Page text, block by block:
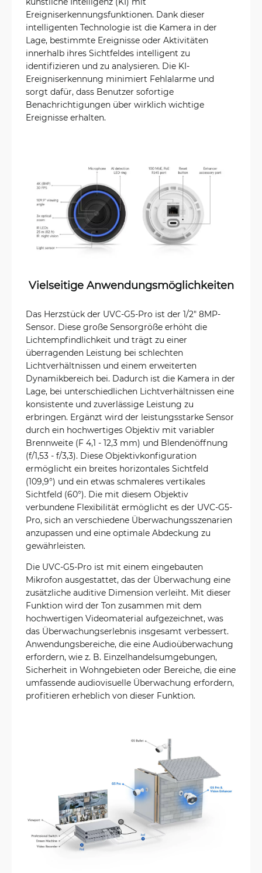
Ereigniserkennungsfunktionen. Dank dieser
intelligenten Technologie ist die Kamera in der
Lage, bestimmte Ereignisse oder Aktivitäten
innerhalb ihres Sichtfeldes intelligent zu
identifizieren und zu analysieren. Die KI-
Ereigniserkennung minimiert Fehlalarme und
sorgt dafür, dass Benutzer sofortige
Benachrichtigungen über wirklich wichtige
Ereignisse erhalten.
Vielseitige Anwendungsmöglichkeiten
Das Herzstück der UVC-G5-Pro ist der 1/2" 8MP-
Sensor. Diese große Sensorgröße erhöht die
Lichtempfindlichkeit und trägt zu einer
überragenden Leistung bei schlechten
Lichtverhältnissen und einem erweiterten
Dynamikbereich bei. Dadurch ist die Kamera in der
Lage, bei unterschiedlichen Lichtverhältnissen eine
konsistente und zuverlässige Leistung zu
erbringen. Ergänzt wird der leistungsstarke Sensor
durch ein hochwertiges Objektiv mit variabler
Brennweite (F 4,1 - 12,3 mm) und Blendenöffnung
(f/1,53 - f/3,3). Diese Objektivkonfiguration
ermöglicht ein breites horizontales Sichtfeld
(109,9°) und ein etwas schmaleres vertikales
Sichtfeld (60°). Die mit diesem Objektiv
verbundene Flexibilität ermöglicht es der UVC-G5-
Pro, sich an verschiedene Überwachungsszenarien
anzupassen und eine optimale Abdeckung zu
gewährleisten.
Die UVC-G5-Pro ist mit einem eingebauten
Mikrofon ausgestattet, das der Überwachung eine
zusätzliche auditive Dimension verleiht. Mit dieser
Funktion wird der Ton zusammen mit dem
hochwertigen Videomaterial aufgezeichnet, was
das Überwachungserlebnis insgesamt verbessert.
Anwendungsbereiche, die eine Audioüberwachung
erfordern, wie z. B. Einzelhandelsumgebungen,
Sicherheit in Wohngebieten oder Bereiche, die eine
umfassende audiovisuelle Überwachung erfordern,
profitieren erheblich von dieser Funktion.